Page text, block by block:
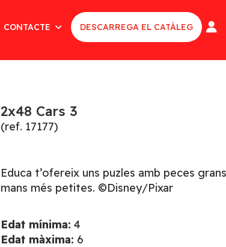
CONTACTE DESCARREGA EL CATÀLEG
2x48 Cars 3
(ref. 17177)
Educa t’ofereix uns puzles amb peces
mans més petites. ©Disney/Pixar
Edat mínima: 4
Edat màxima: 6